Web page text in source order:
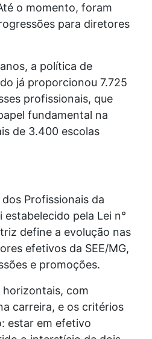
o momento, foram
para diretores
a política de
já proporcionou 7.725
profissionais, que
fundamental na
de 3.400 escolas
Profissionais da
estabelecido pela Lei n°
define a evolução nas
efetivos da SEE/MG,
e promoções.
horizontais, com
carreira, e os critérios
estar em efetivo